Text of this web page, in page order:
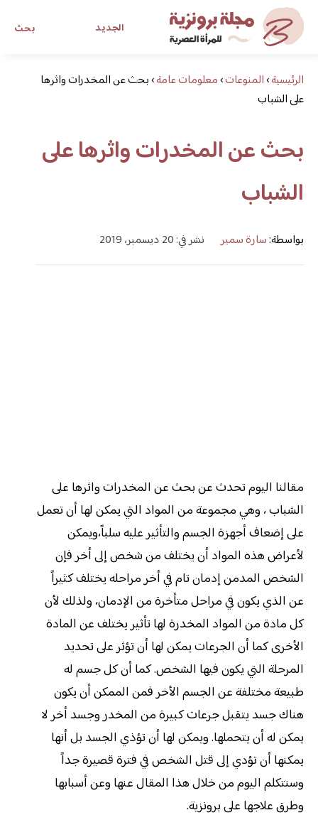
بحث الجديد
مجلة برونزية للفتاة العصريةالرئيسية›المنوعات›معلومات عامة›بحث عن المخدرات واثرها
على الشباب
بحث عن المخدرات واثرها على
الشباب
بواسطة:سارة سمير نشر في: 20 ديسمبر، 2019
مقالنا اليوم تحدث عن بحث عن المخدرات واثرها على
الشباب ، وهي مجموعة من المواد التي يمكن لها أن تعمل
على إضعاف أجهزة الجسم والتأثير عليه سلباً،ويمكن
لأعراض هذه المواد أن يختلف من شخص إلى أخر فإن
الشخص المدمن إدمان تام في أخر مراحله يختلف كثيراً
عن الذي يكون في مراحل متأخرة من الإدمان، ولذلك لأن
كل مادة من المواد المخدرة لها تأثير يختلف عن المادة
الأخرى كما أن الجرعات يمكن لها أن تؤثر على تحديد
المرحلة التي يكون فيها الشخص. كما أن كل جسم له
طبيعة مختلفة عن الجسم الأخر فمن الممكن أن يكون
هناك جسد يتقبل جرعات كبيرة من المخدر وجسد أخر لا
يمكن له أن يتحملها. ويمكن لها أن تؤذي الجسد بل أنها
يمكنها أن تؤدي إلى قتل الشخص في فترة قصيرة جداً
وسنتكلم اليوم من خلال هذا المقال عنها وعن أسبابها
وطرق علاجها على برونزية.